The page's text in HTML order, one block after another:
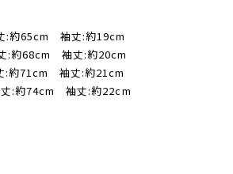
約65cm 袖丈:約19cm
:約68cm 袖丈:約20cm
約71cm 袖丈:約21cm
:約74cm 袖丈:約22cm